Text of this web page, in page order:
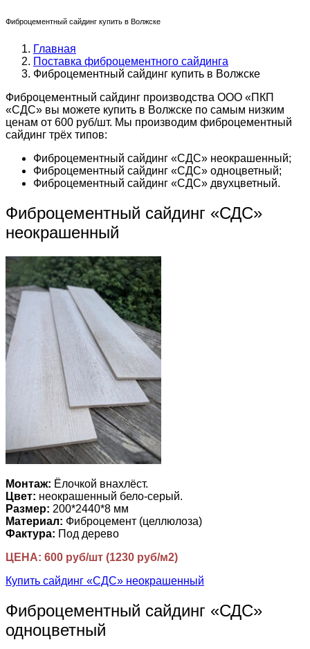
Фиброцементный сайдинг купить в Волжске
Главная
Поставка фиброцементного сайдинга
Фиброцементный сайдинг купить в Волжске
Фиброцементный сайдинг производства ООО «ПКП
«СДС» вы можете купить в Волжске по самым низким
ценам от 600 руб/шт. Мы производим фиброцементный
сайдинг трёх типов:
Фиброцементный сайдинг «СДС» неокрашенный;
Фиброцементный сайдинг «СДС» одноцветный;
Фиброцементный сайдинг «СДС» двухцветный.
Фиброцементный сайдинг «СДС»
неокрашенный
Монтаж: Ёлочкой внахлёст.
Цвет: неокрашенный бело-серый.
Размер: 200*2440*8 мм
Материал: Фиброцемент (целлюлоза)
Фактура: Под дерево
ЦЕНА: 600 руб/шт (1230 руб/м2)
Купить сайдинг «СДС» неокрашенный
Фиброцементный сайдинг «СДС»
одноцветный